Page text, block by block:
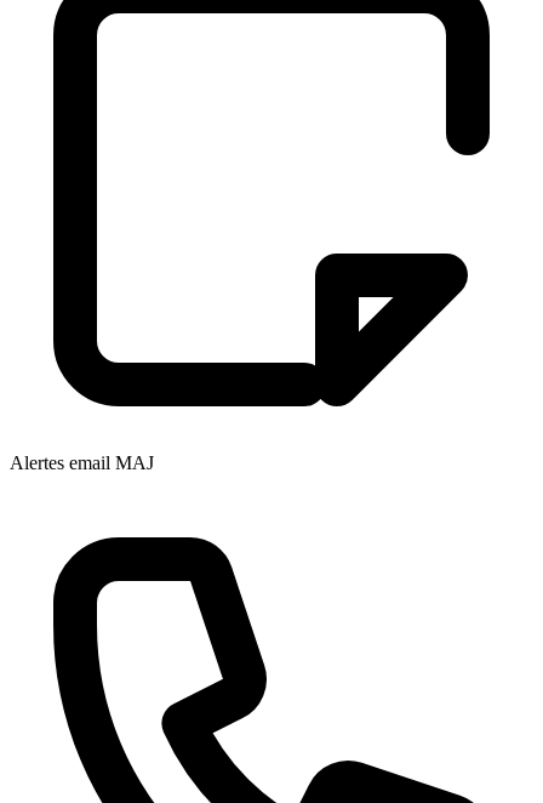
Alertes email MAJ